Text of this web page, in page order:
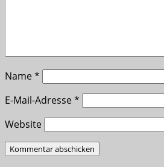
Name*
E-Mail-Adresse*
Website